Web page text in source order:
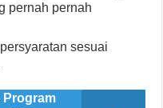
pernah pernah
sesuai
Program